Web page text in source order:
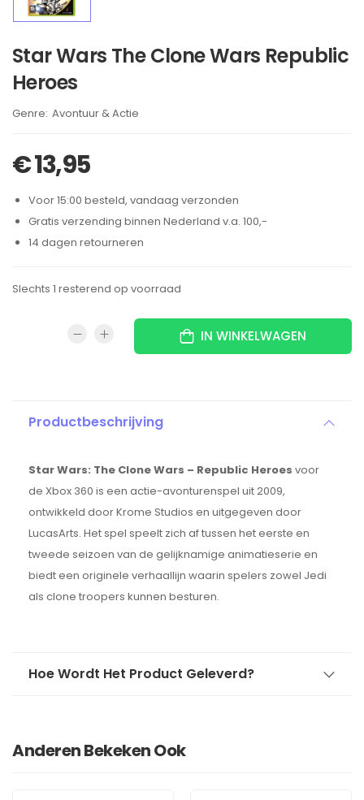
Star Wars The Clone Wars Republic
Heroes
Brand:
Avontuur & Actie
€13,95
Voor 15:00 besteld, vandaag verzonden
Gratis verzending binnen Nederland v.a. 100,-
14 dagen retourneren
Slechts 1 resterend op voorraad
IN WINKELWAGEN
Productbeschrijving
Star Wars: The Clone Wars – Republic Heroes voor
de Xbox 360 is een actie-avonturenspel uit 2009,
ontwikkeld door Krome Studios en uitgegeven door
LucasArts. Het spel speelt zich af tussen het eerste en
tweede seizoen van de gelijknamige animatieserie en
biedt een originele verhaallijn waarin spelers zowel Jedi
als clone troopers kunnen besturen.
Hoe Wordt Het Product Geleverd?
Anderen Bekeken Ook